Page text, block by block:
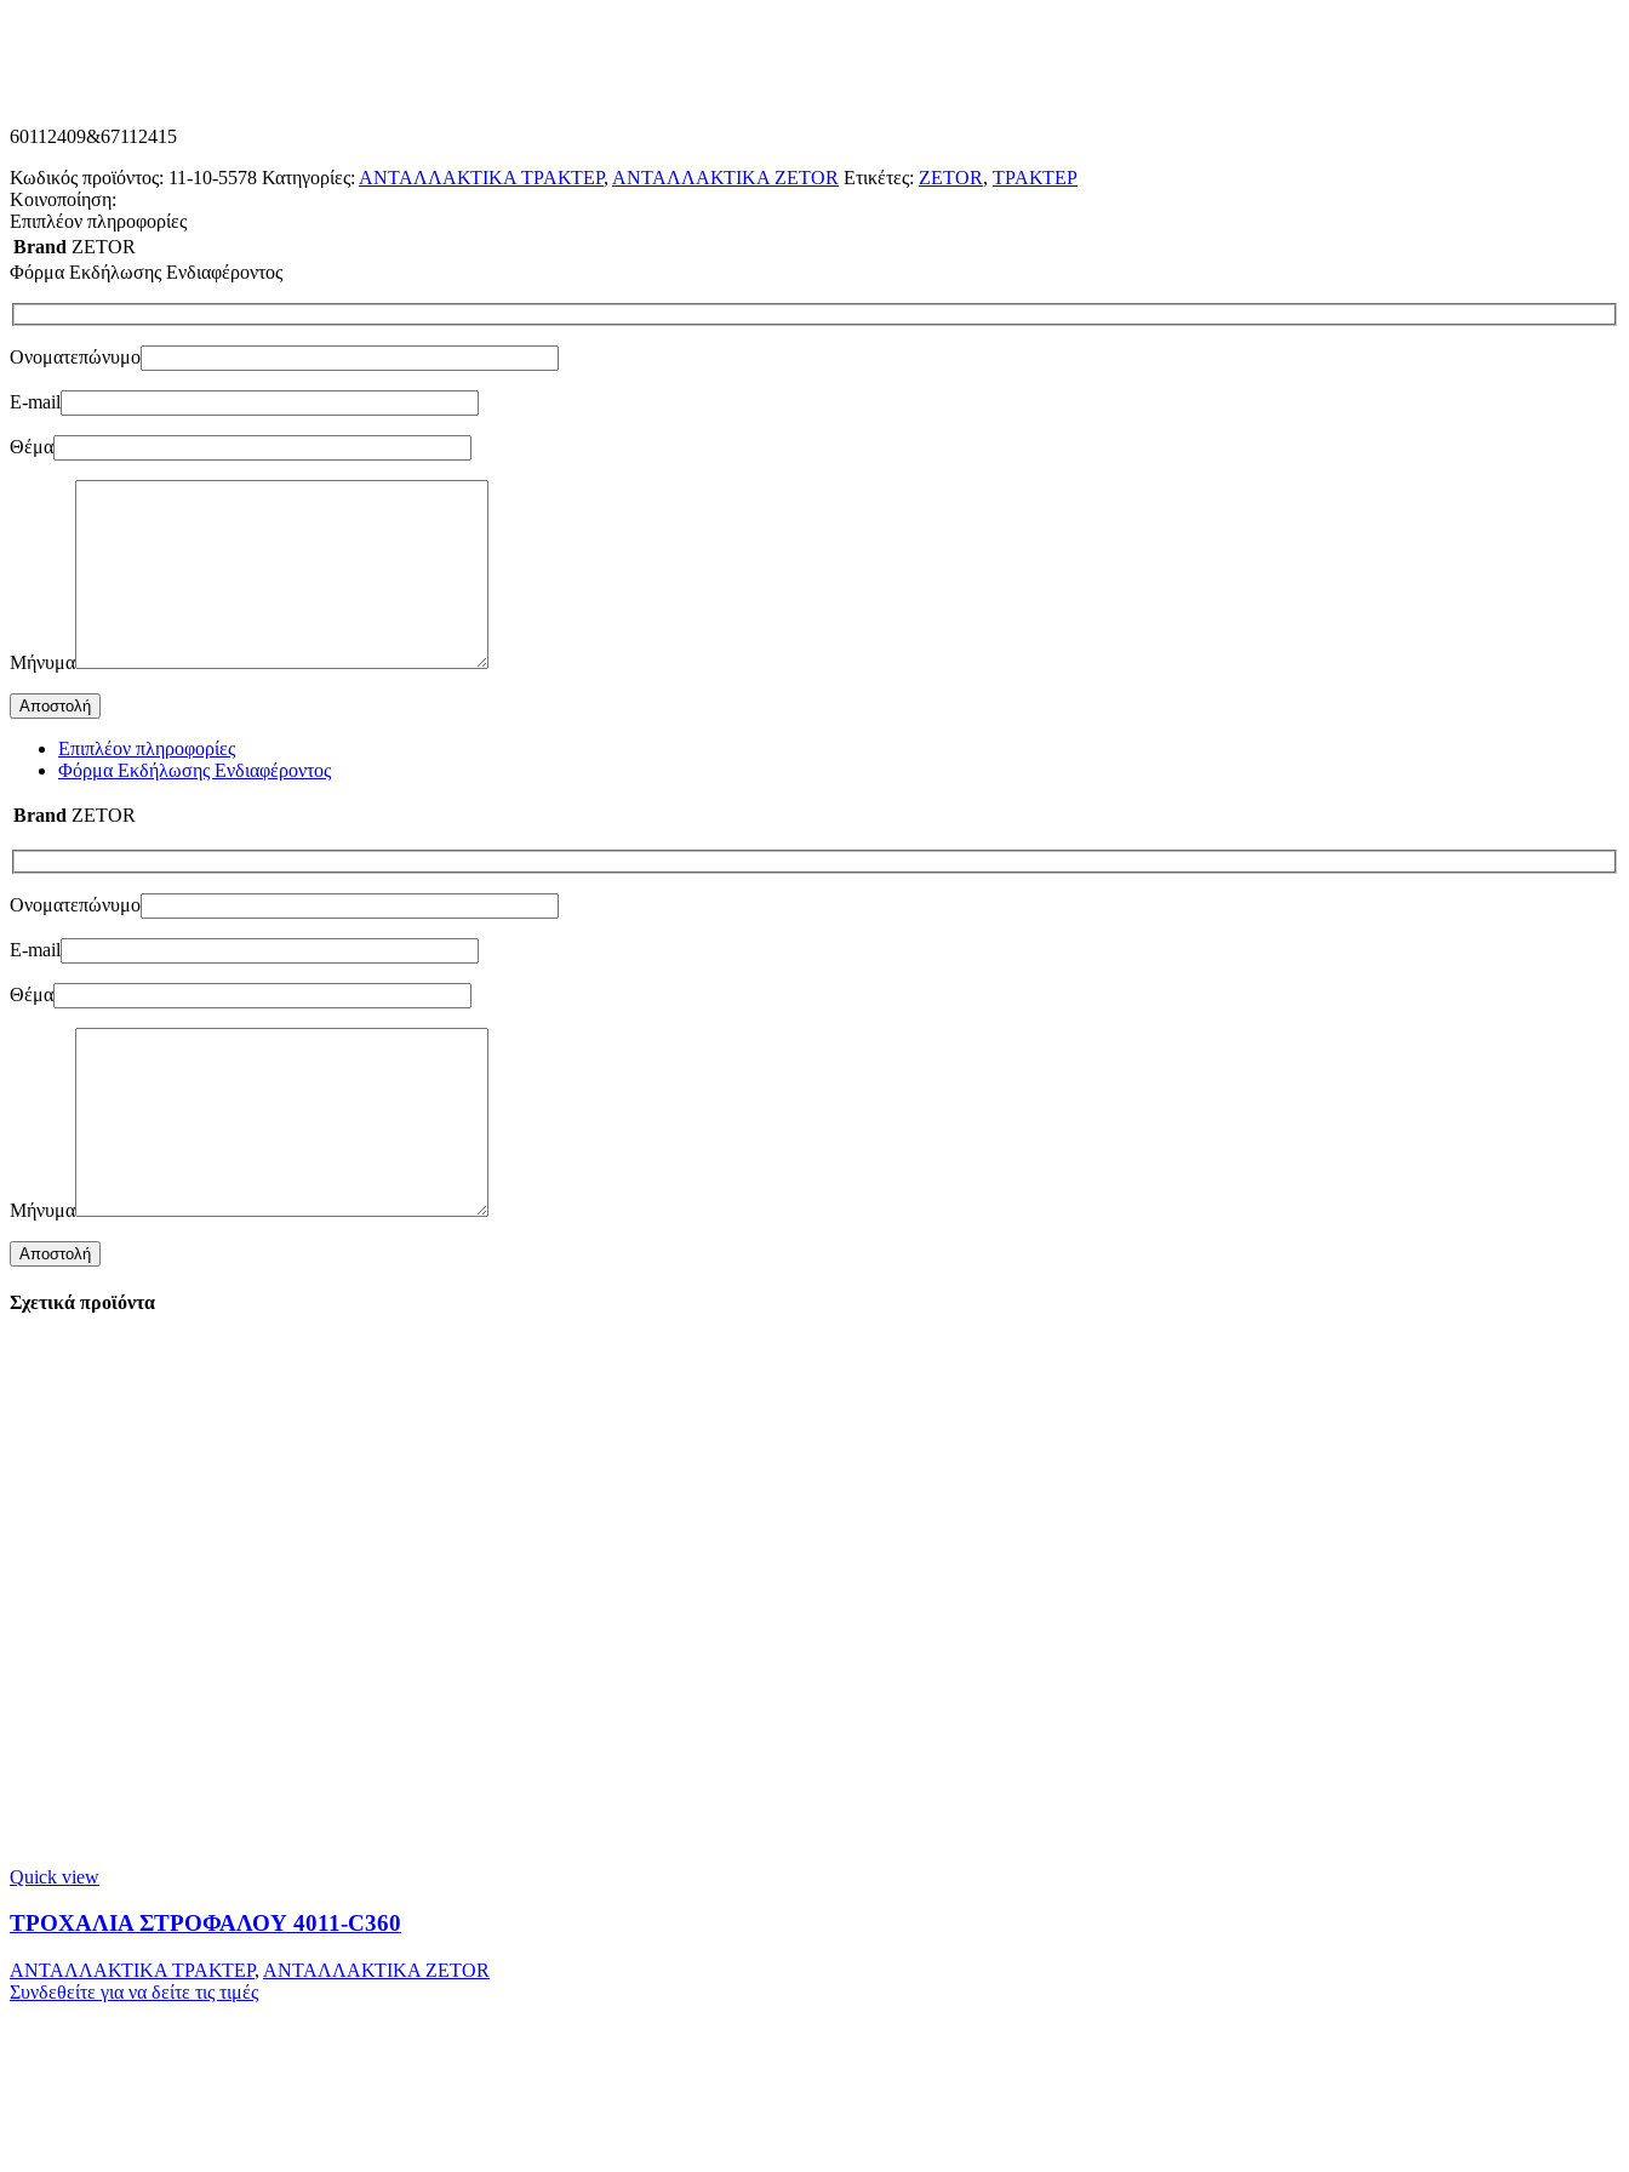
60112409&67112415
Κωδικός προϊόντος: 11-10-5578 Κατηγορίες: ΑΝΤΑΛΛΑΚΤΙΚΑ ΤΡΑΚΤΕΡ, ΑΝΤΑΛΛΑΚΤΙΚΑ ZETOR Ετικέτες: ZETOR, ΤΡΑΚΤΕΡ
Κοινοποίηση:
Επιπλέον πληροφορίες
Brand ZETOR
Φόρμα Εκδήλωσης Ενδιαφέροντος
Ονοματεπώνυμο
E-mail
Θέμα
Μήνυμα
Επιπλέον πληροφορίες
Φόρμα Εκδήλωσης Ενδιαφέροντος
Brand ZETOR
Ονοματεπώνυμο
E-mail
Θέμα
Μήνυμα
Σχετικά προϊόντα
Quick view
ΤΡΟΧΑΛΙΑ ΣΤΡΟΦΑΛΟΥ 4011-C360
ΑΝΤΑΛΛΑΚΤΙΚΑ ΤΡΑΚΤΕΡ, ΑΝΤΑΛΛΑΚΤΙΚΑ ZETOR
Συνδεθείτε για να δείτε τις τιμές